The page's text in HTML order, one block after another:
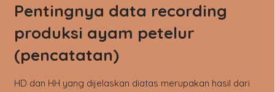
Pentingnya data recording
produksi ayam petelur
(pencatatan)
HD dan HH yang dijelaskan diatas merupakan hasil dari